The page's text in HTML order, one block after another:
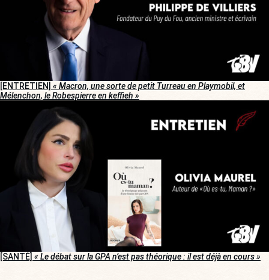
[ENTRETIEN] « Macron, une sorte de petit Turreau en Playmobil, et
Mélenchon, le Robespierre en keffieh »
[SANTÉ] « Le débat sur la GPA n’est pas théorique : il est déjà en cours »